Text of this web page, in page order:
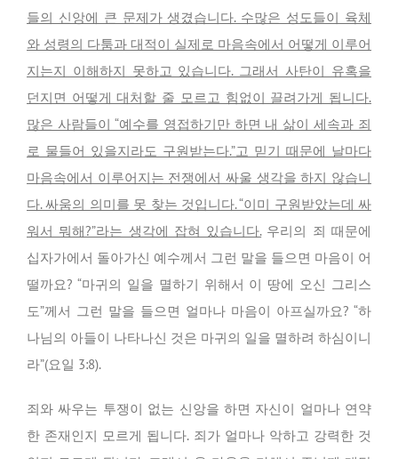
들의 신앙에 큰 문제가 생겼습니다. 수많은 성도들이 육체
와 성령의 다툼과 대적이 실제로 마음속에서 어떻게 이루어
지는지 이해하지 못하고 있습니다. 그래서 사탄이 유혹을
던지면 어떻게 대처할 줄 모르고 힘없이 끌려가게 됩니다.
많은 사람들이 “예수를 영접하기만 하면 내 삶이 세속과 죄
로 물들어 있을지라도 구원받는다.”고 믿기 때문에 날마다
마음속에서 이루어지는 전쟁에서 싸울 생각을 하지 않습니
다. 싸움의 의미를 못 찾는 것입니다. “이미 구원받았는데 싸
워서 뭐해?”라는 생각에 잡혀 있습니다.우리의 죄 때문에
십자가에서 돌아가신 예수께서 그런 말을 들으면 마음이 어
떨까요? “마귀의 일을 멸하기 위해서 이 땅에 오신 그리스
도”께서 그런 말을 들으면 얼마나 마음이 아프실까요? “하
나님의 아들이 나타나신 것은 마귀의 일을 멸하려 하심이니
라”(요일 3:8).
죄와 싸우는 투쟁이 없는 신앙을 하면 자신이 얼마나 연약
한 존재인지 모르게 됩니다. 죄가 얼마나 악하고 강력한 것